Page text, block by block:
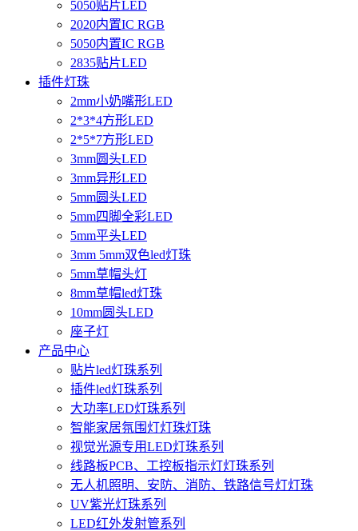
5050贴片LED
2020内置IC RGB
5050内置IC RGB
2835贴片LED
插件灯珠
2mm小奶嘴形LED
2*3*4方形LED
2*5*7方形LED
3mm圆头LED
3mm异形LED
5mm圆头LED
5mm四脚全彩LED
5mm平头LED
3mm 5mm双色led灯珠
5mm草帽头灯
8mm草帽led灯珠
10mm圆头LED
座子灯
产品中心
贴片led灯珠系列
插件led灯珠系列
大功率LED灯珠系列
智能家居氛围灯灯珠灯珠
视觉光源专用LED灯珠系列
线路板PCB、工控板指示灯灯珠系列
无人机照明、安防、消防、铁路信号灯灯珠
UV紫光灯珠系列
LED红外发射管系列